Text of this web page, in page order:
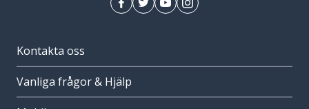
Kontakta oss
Vanliga frågor & Hjälp